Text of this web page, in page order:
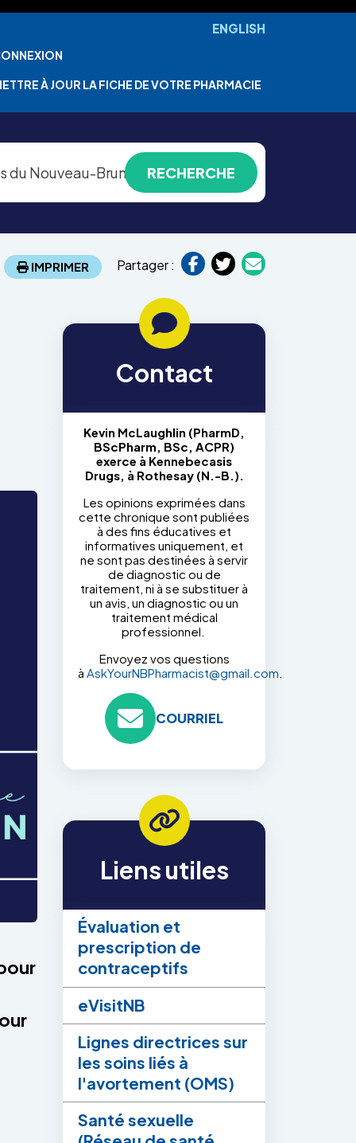
ENGLISH
À JOUR LA FICHE DE VOTRE PHARMACIE
IMPRIMER Partager :
Contact
Kevin McLaughlin (PharmD,
BScPharm, BSc, ACPR)
exerce à Kennebecasis
Drugs, à Rothesay (N.-B.).
Les opinions exprimées dans
cette chronique sont publiées
à des fins éducatives et
informatives uniquement, et
ne sont pas destinées à servir
de diagnostic ou de
traitement, ni à se substituer à
un avis, un diagnostic ou un
traitement médical
professionnel.
Envoyez vos questions
à AskYourNBPharmacist@gmail.com
COURRIEL
Liens utiles
Évaluation et
prescription de
contraceptifs
eVisitNB
Lignes directrices sur
les soins liés à
l'avortement (OMS)
Santé sexuelle